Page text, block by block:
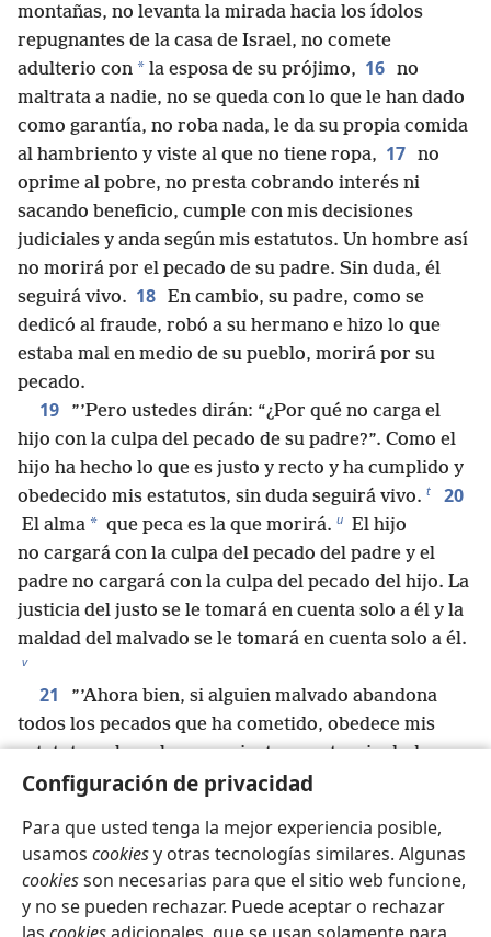
Configuración de privacidad
Para que usted tenga la mejor experiencia posible,
usamos cookiesy otras tecnologías similares. Algunas
cookiesson necesarias para que el sitio web funcione,
y no se pueden rechazar. Puede aceptar o rechazar
montañas, no levanta la mirada hacia los ídolos
repugnantes de la casa de Israel, no comete
adulterio con * la esposa de su prójimo, 16 no
maltrata a nadie, no se queda con lo que le han dado
como garantía, no roba nada, le da su propia comida
al hambriento y viste al que no tiene ropa, 17 no
oprime al pobre, no presta cobrando interés ni
sacando beneficio, cumple con mis decisiones
judiciales y anda según mis estatutos. Un hombre así
no morirá por el pecado de su padre. Sin duda, él
seguirá vivo. 18 En cambio, su padre, como se
dedicó al fraude, robó a su hermano e hizo lo que
estaba mal en medio de su pueblo, morirá por su
pecado.
19
”’Pero ustedes dirán: “¿Por qué no carga el
hijo con la culpa del pecado de su padre?”. Como el
hijo ha hecho lo que es justo y recto y ha cumplido y
obedecido mis estatutos, sin duda seguirá vivo. t 20
El alma * que peca es la que morirá. u El hijo
no cargará con la culpa del pecado del padre y el
padre no cargará con la culpa del pecado del hijo. La
justicia del justo se le tomará en cuenta solo a él y la
maldad del malvado se le tomará en cuenta solo a él.
v
21
”’Ahora bien, si alguien malvado abandona
todos los pecados que ha cometido, obedece mis
estatutos y hace lo que es justo y recto, sin duda
seguirá vivo. No morirá. w 22 No se le tendrá en
x Seguirá vivo por hacer lo que es justo’.
23 ”‘¿Acaso me causa algún placer la muerte de
alguien malvado?
z —afirma el Señor Soberano
Jehová—. ¿Acaso no prefiero que abandone sus